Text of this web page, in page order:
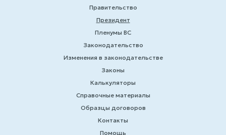
Правительство
Президент
Пленумы ВС
Законодательство
Изменения в законодательстве
Законы
Калькуляторы
Справочные материалы
Образцы договоров
Контакты
Помощь